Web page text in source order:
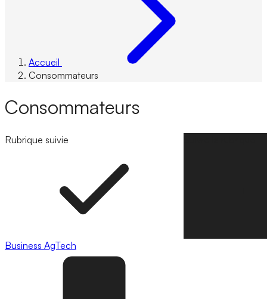
Accueil
Consommateurs
Consommateurs
Rubrique suivie
Business AgTech